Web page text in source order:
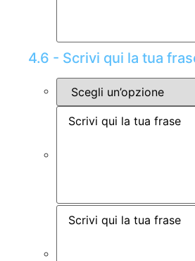
4.6 - Scrivi qui la tua